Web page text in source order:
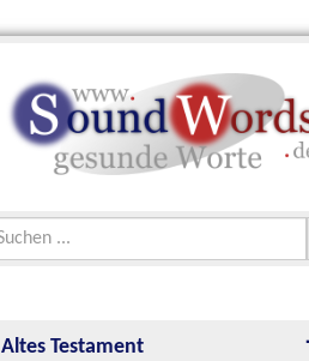
Altes Testament